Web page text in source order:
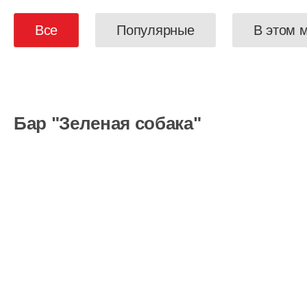
Все Популярные В этом
Бар "Зеленая собака"